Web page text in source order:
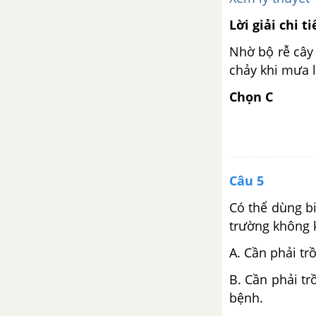
Lời giải chi
Nhờ bộ rễ
chảy khi mưa
Chọn C
Câu 5
Có thể dùng
trường không
A. Cần phải
B. Cần phải
bệnh.